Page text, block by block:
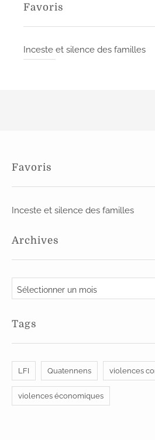
a
r
t
Favoris
Inceste et silence des familles
Favoris
Inceste et silence des familles
Archives
r
h
i
v
Tags
LFI Quatennens violences
violences économiques